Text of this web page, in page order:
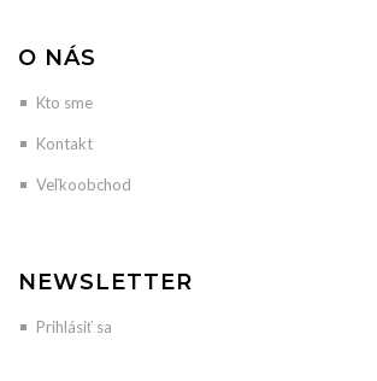
O NÁS
Kto sme
Kontakt
Veľkoobchod
NEWSLETTER
Prihlásiť sa